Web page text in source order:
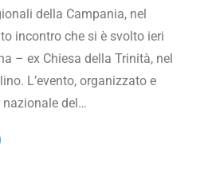
della Campania, nel
incontro che si è svolto ieri
– ex Chiesa della Trinità, nel
L’evento, organizzato e
nazionale del…